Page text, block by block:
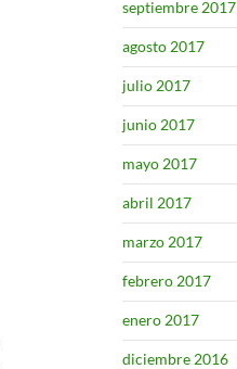
septiembre 2017
agosto 2017
julio 2017
junio 2017
mayo 2017
abril 2017
marzo 2017
febrero 2017
enero 2017
diciembre 2016